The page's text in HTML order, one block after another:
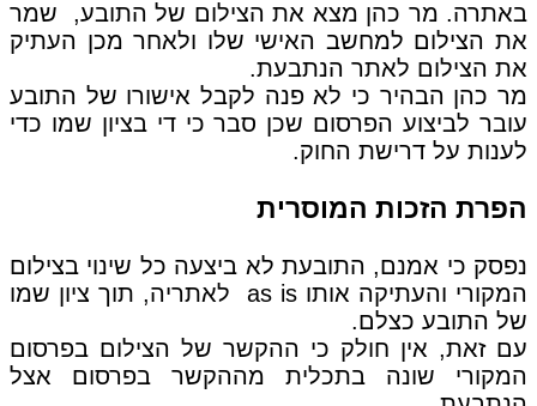
באתרה. מר כהן מצא את הצילום של התובע, שמר
את הצילום למחשב האישי שלו ולאחר מכן העתיק
את הצילום לאתר הנתבעת.
מר כהן הבהיר כי לא פנה לקבל אישורו של התובע
עובר לביצוע הפרסום שכן סבר כי די בציון שמו כדי
לענות על דרישת החוק.
הפרת הזכות המוסרית
נפסק כי אמנם, התובעת לא ביצעה כל שינוי בצילום
המקורי והעתיקה אותו as is לאתריה, תוך ציון שמו
של התובע כצלם.
עם זאת, אין חולק כי ההקשר של הצילום בפרסום
המקורי שונה בתכלית מההקשר בפרסום אצל